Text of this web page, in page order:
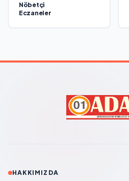
Nöbetçi
Eczaneler
HAKKIMIZDA